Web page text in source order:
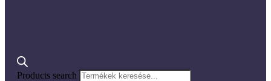
Products search